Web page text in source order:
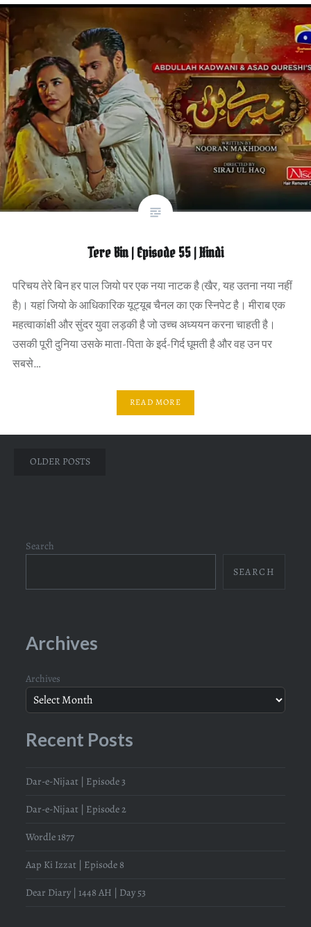
Tere Bin | Episode 55 | Hindi
परिचय तेरे बिन हर पाल जियो पर एक नया नाटक है (खैर, यह उतना नया नहीं
है)। यहां जियो के आधिकारिक यूट्यूब चैनल का एक स्निपेट है। मीराब एक
महत्वाकांक्षी और सुंदर युवा लड़की है जो उच्च अध्ययन करना चाहती है।
उसकी पूरी दुनिया उसके माता-पिता के इर्द-गिर्द घूमती है और वह उन पर
सबसे…
READ MORE
Posts
OLDER POSTS
Search
SEARCH
Archives
Archives
Recent Posts
Dar-e-Nijaat | Episode 3
Dar-e-Nijaat | Episode 2
Wordle 1877
Aap Ki Izzat | Episode 8
Dear Diary | 1448 AH | Day 53